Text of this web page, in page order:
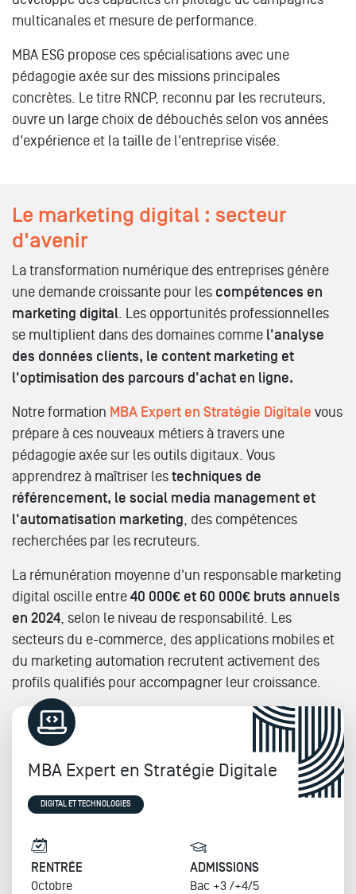
multicanales et mesure de performance.
MBA ESG propose ces spécialisations avec une
pédagogie axée sur des missions principales
concrètes. Le titre RNCP, reconnu par les recruteurs,
ouvre un large choix de débouchés selon vos années
d'expérience et la taille de l'entreprise visée.
Le marketing digital : secteur
d'avenir
La transformation numérique des entreprises génère
une demande croissante pour les compétences en
marketing digital. Les opportunités professionnelles
se multiplient dans des domaines comme l'analyse
des données clients, le content marketing et
l'optimisation des parcours d'achat en ligne.
Notre formation MBA Expert en Stratégie Digitale vous
prépare à ces nouveaux métiers à travers une
pédagogie axée sur les outils digitaux. Vous
apprendrez à maîtriser les techniques de
référencement, le social media management et
l'automatisation marketing, des compétences
recherchées par les recruteurs.
La rémunération moyenne d'un responsable marketing
digital oscille entre 40 000€ et 60 000€ bruts annuels
en 2024, selon le niveau de responsabilité. Les
secteurs du e-commerce, des applications mobiles et
du marketing automation recrutent activement des
profils qualifiés pour accompagner leur croissance.
MBA Expert en Stratégie Digitale
DIGITAL ET TECHNOLOGIES
RENTRÉE
Octobre
ADMISSIONS
Bac +3 /+4/5